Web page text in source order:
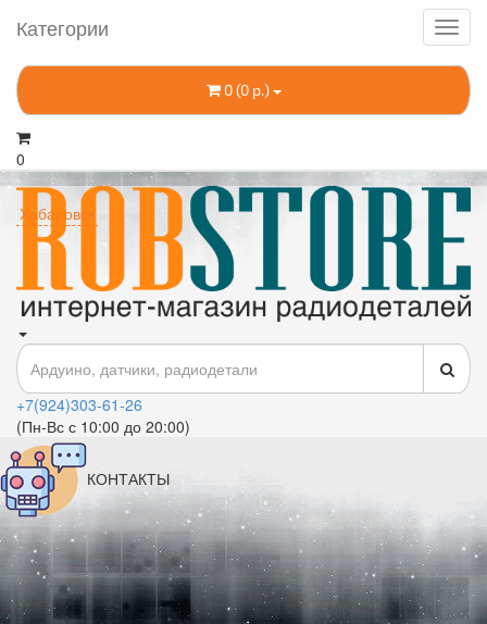
Категории
0 (0 р.)
0
Хабаровск
+7(924)303-61-26
(Пн-Вс с 10:00 до 20:00)
КОНТАКТЫ